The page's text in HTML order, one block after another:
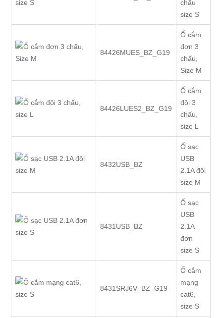
chấu
size S
84426MUES_BZ_G19
Ổ cắm
đơn 3
chấu,
Size M
84426LUES2_BZ_G19
Ổ cắm
đôi 3
chấu,
size L
8432USB_BZ
Ổ sạc
USB
2.1A đôi
size M
8431USB_BZ
Ổ sạc
USB
2.1A
đơn
size S
8431SRJ6V_BZ_G19
Ổ cắm
mạng
cat6,
size S